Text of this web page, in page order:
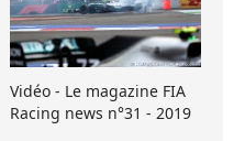
Vidéo - Le magazine FIA
Racing news n°31 - 2019